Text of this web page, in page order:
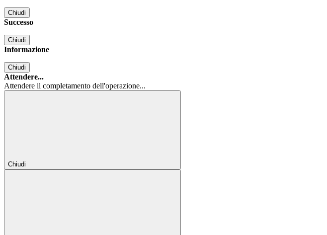
Chiudi
Successo
Chiudi
Informazione
Chiudi
Attendere...
Attendere il completamento dell'operazione...
Chiudi